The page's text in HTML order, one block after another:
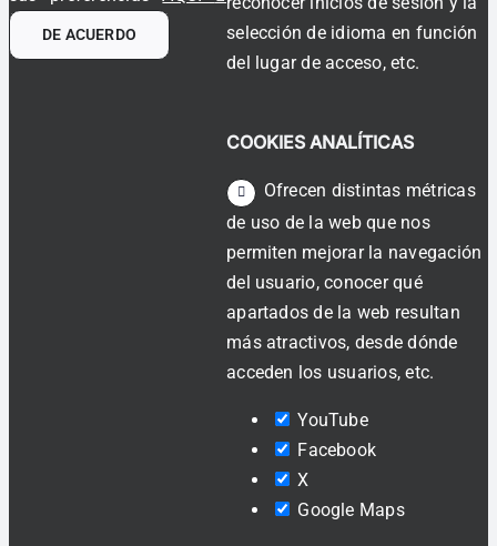
DE ACUERDO
selección de idioma en función
del lugar de acceso, etc.
COOKIES ANALÍTICAS
Ofrecen distintas métricas
de uso de la web que nos
permiten mejorar la navegación
del usuario, conocer qué
apartados de la web resultan
más atractivos, desde dónde
acceden los usuarios, etc.
YouTube
Facebook
X
Google Maps